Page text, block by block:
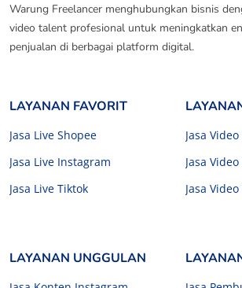
Warung Freelancer menghubungkan bisnis
video talent profesional untuk meningkatkan
penjualan di berbagai platform digital.
LAYANAN FAVORIT
Jasa Live Shopee
Jasa Live Instagram
Jasa Live Tiktok
Jasa
Jasa
Jasa
LAYANAN UNGGULAN